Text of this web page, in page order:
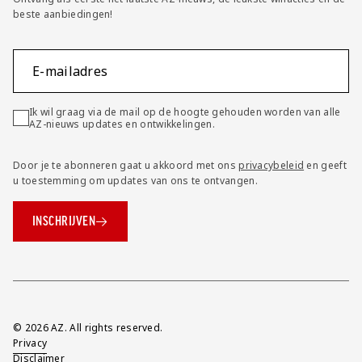
beste aanbiedingen!
E-mailadres
Ik wil graag via de mail op de hoogte gehouden worden van alle
AZ-nieuws updates en ontwikkelingen.
Door je te abonneren gaat u akkoord met onsprivacybeleid en geeft
u toestemming om updates van ons te ontvangen.
INSCHRIJVEN
Overig
© 2026 AZ. All rights reserved.
Privacy
Disclaimer